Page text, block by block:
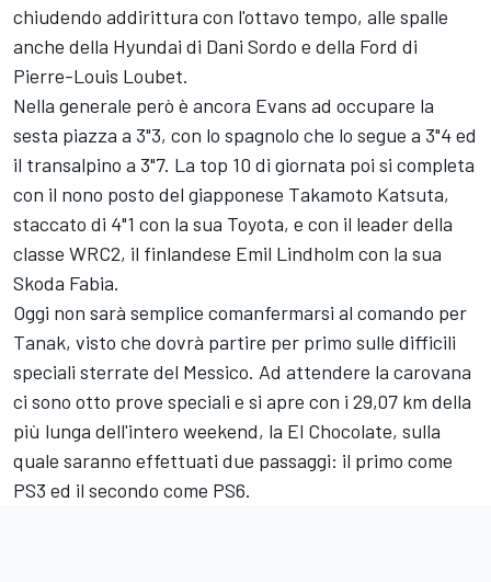
chiudendo addirittura con l'ottavo tempo, alle spalle
anche della Hyundai di Dani Sordo e della Ford di
Pierre-Louis Loubet.
Nella generale però è ancora Evans ad occupare la
sesta piazza a 3"3, con lo spagnolo che lo segue a 3"4 ed
il transalpino a 3"7. La top 10 di giornata poi si completa
con il nono posto del giapponese Takamoto Katsuta,
staccato di 4"1 con la sua Toyota, e con il leader della
classe WRC2, il finlandese Emil Lindholm con la sua
Skoda Fabia.
Oggi non sarà semplice comanfermarsi al comando per
Tanak, visto che dovrà partire per primo sulle difficili
speciali sterrate del Messico. Ad attendere la carovana
ci sono otto prove speciali e si apre con i 29,07 km della
più lunga dell'intero weekend, la El Chocolate, sulla
quale saranno effettuati due passaggi: il primo come
PS3 ed il secondo come PS6.